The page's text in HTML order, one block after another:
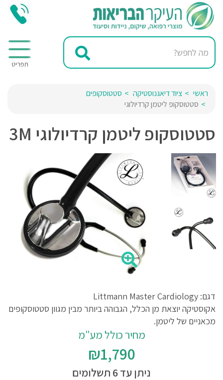
ראשי ציוד דיאגנוסטיקה
סטטוסקופים
סטטוסקופ ליטמן קרדיולוגי
סטטוסקופ ליטמן קרדיולוגי 3M
דגם: Littmann Master Cardiology
אקוסטיקה יוצאת מן הכלל, הגבוהה ביותר מבין מגוון סטטוסקופים
מכאניים של ליטמן.
מחיר כולל מע"מ
₪1,790
ניתן עד 6 תשלומים